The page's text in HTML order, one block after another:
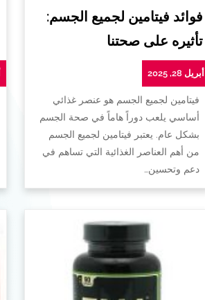
فوائد فيتامين لجميع الجسم:
تأثيره على صحتنا
أبريل 28, 2025
فيتامين لجميع الجسم هو عنصر غذائي
أساسي يلعب دوراً هاماً في صحة الجسم
بشكل عام. يعتبر فيتامين لجميع الجسم
من أهم العناصر الغذائية التي تساهم في
دعم وتحسين…